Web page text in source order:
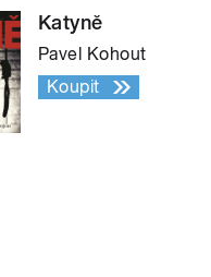
Katyně
Pavel Kohout
Koupit